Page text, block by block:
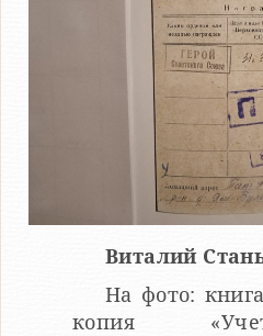
Виталий
На фото:
копия